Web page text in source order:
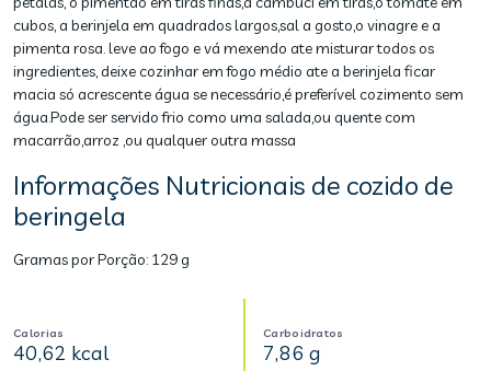
cubos, a berinjela em quadrados largos,sal a gosto,o vinagre e a
pimenta rosa. leve ao fogo e vá mexendo ate misturar todos os
ingredientes, deixe cozinhar em fogo médio ate a berinjela ficar
macia só acrescente água se necessário,é preferível cozimento sem
água.Pode ser servido frio como uma salada,ou quente com
macarrão,arroz ,ou qualquer outra massa
Informações Nutricionais de cozido de
beringela
Gramas por Porção: 129 g
Calorias
40,62 kcal
Carboidratos
7,86 g